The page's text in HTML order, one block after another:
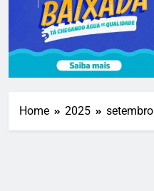
Home 2025 setembro